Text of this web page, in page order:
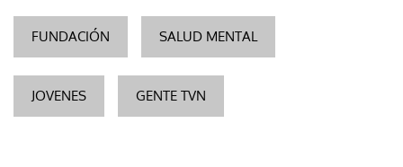
FUNDACIÓN SALUD MENTAL
JOVENES GENTE TVN